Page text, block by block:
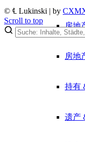
房地
房地
持有
遗产
© ℄ Lukinski | by
Scroll to top
Lukinski
Exklusive Immobilien-
Insights direkt ins